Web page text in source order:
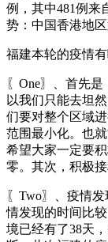
例，其中481例来
势：中国香港地
福建本轮的疫情
〖One〗、首先
以我们只能去坦
们要对整个区域
范围最小化。也
希望大家一定要
零。其次，积极接
〖Two〗、疫情
情发现的时间比
境已经有了38天